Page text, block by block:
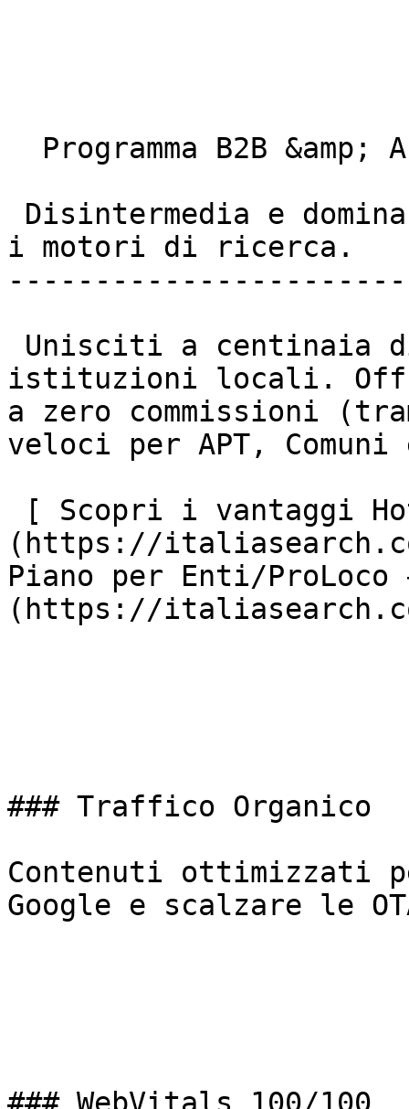
i motori di ricerca.
istituzioni locali.
a zero commissioni
veloci per APT,
(https://
Piano per Enti/
(https://
### Traffico Organico
Contenuti ottimizzati
Google e scalzare le